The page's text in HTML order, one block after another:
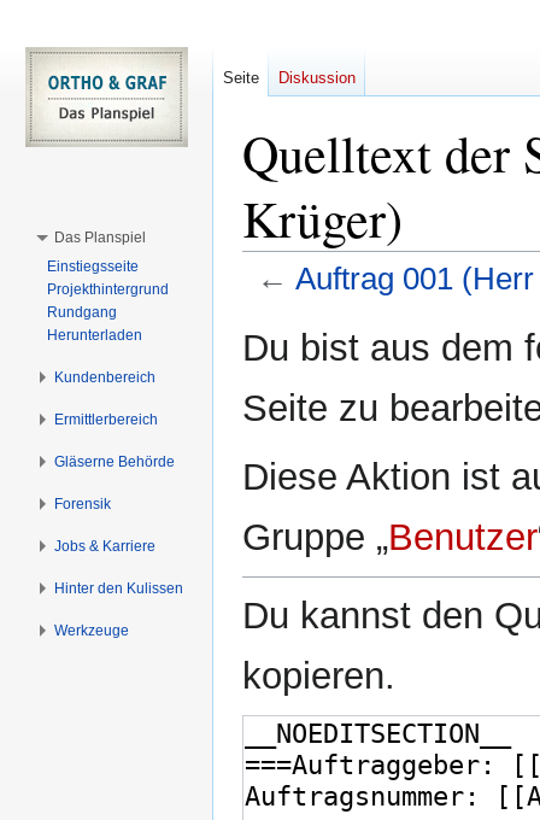
Quelltext der
Krüger)
← Auftrag 001
Navigation
Suche
Du bist aus dem
Seite zu
Diese Aktion ist
Gruppe „Benutzer
Du kannst den
kopieren.
Seite Diskussion
Das Planspiel
Einstiegsseite
Projekthintergrund
Rundgang
Herunterladen
Kundenbereich
Ermittlerbereich
Gläserne Behörde
Forensik
Jobs & Karriere
Hinter den Kulissen
Werkzeuge